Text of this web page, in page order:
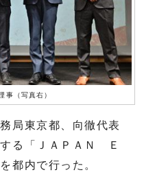
事（写真右）
局東京都、向徹代表
る「ＪＡＰＡＮ Ｅ
都内で行った。